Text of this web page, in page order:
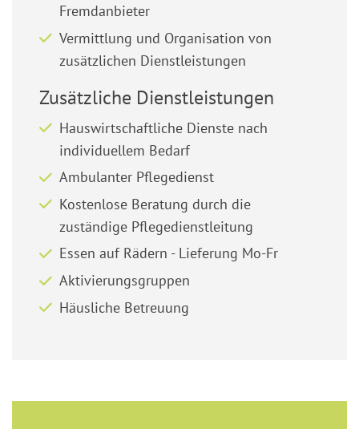
Fremdanbieter
Vermittlung und Organisation von
zusätzlichen Dienstleistungen
Zusätzliche Dienstleistungen
Hauswirtschaftliche Dienste nach
individuellem Bedarf
Ambulanter Pflegedienst
Kostenlose Beratung durch die
zuständige Pflegedienstleitung
Essen auf Rädern - Lieferung Mo-Fr
Aktivierungsgruppen
Häusliche Betreuung